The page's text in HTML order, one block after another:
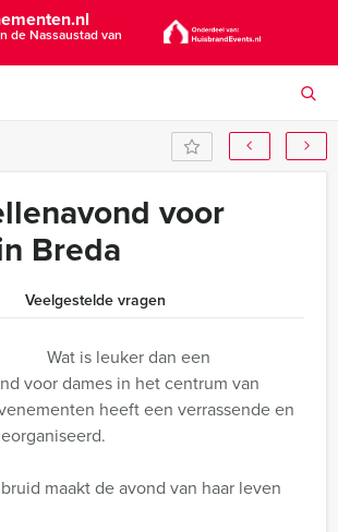
de Nassaustad van
voor
Breda
Veelgestelde vragen
Wat is leuker dan een
voor dames in het centrum van
heeft een verrassende en
maakt de avond van haar leven